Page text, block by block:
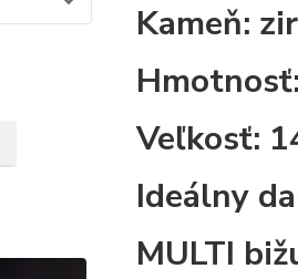
Kameň:
Veľkosť:
Ideálny
MULTI